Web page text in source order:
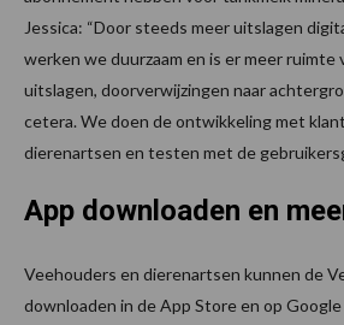
Jessica: “Door steeds meer uitslagen
werken we duurzaam en is er meer ruimte
uitslagen, doorverwijzingen naar
cetera. We doen de ontwikkeling met
dierenartsen en testen met de
App downloaden en
Veehouders en dierenartsen kunnen de
downloaden in de App Store en op